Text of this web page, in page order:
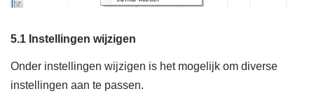
5.1 Instellingen wijzigen
Onder instellingen wijzigen is het mogelijk om diverse
instellingen aan te passen.